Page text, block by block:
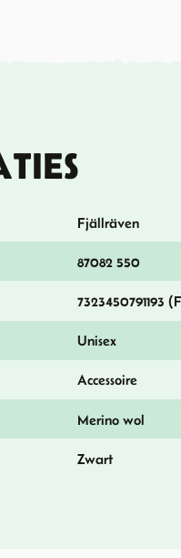
Fjällräven
87082 550
7323450791193
Unisex
Accessoire
Merino wol
Zwart